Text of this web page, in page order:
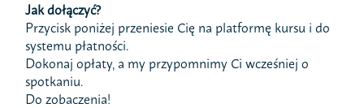
Jak dołączyć?
Przycisk poniżej przeniesie Cię na platformę kursu i do
systemu płatności.
Dokonaj opłaty, a my przypomnimy Ci wcześniej o
spotkaniu.
Do zobaczenia!